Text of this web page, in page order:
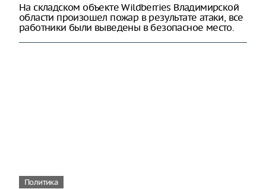
На складском объекте Wildberries Владимирской
области произошел пожар в результате атаки, все
работники были выведены в безопасное место.
Политика